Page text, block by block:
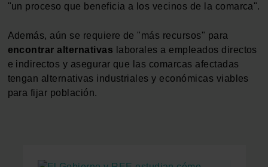
"un proceso que beneficia a los vecinos de la comarca".
Además, aún se requiere de "más recursos" para
encontrar alternativas laborales a empleados directos
e indirectos y asegurar que las comarcas afectadas
tengan alternativas industriales y económicas viables
para fijar población.